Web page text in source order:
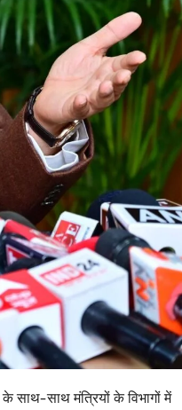
के साथ-साथ मंत्रियों के विभागों में